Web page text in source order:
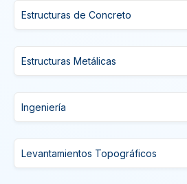
Estructuras de Concreto
Estructuras Metálicas
Ingeniería
Levantamientos Topográficos